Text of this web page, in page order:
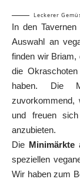
Leckerer
In den
Auswahl an
finden wir Briam,
die
haben. Die
zuvorkommend,
und freuen
anzubieten.
Die Minimärkte
speziellen
Wir haben zum